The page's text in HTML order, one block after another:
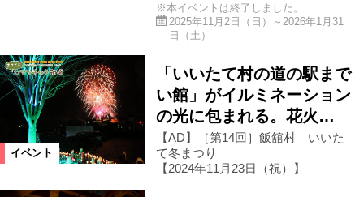
※本イベントは終了しました。
2025年11月2日（日）～2026年1月31
日（土）
イベント
「いいたて村の道の駅まで
い館」がイルミネーション
の光に包まれる。花火…
【AD】［第14回］飯舘村 いいた
て冬まつり
【2024年11月23日（祝）】